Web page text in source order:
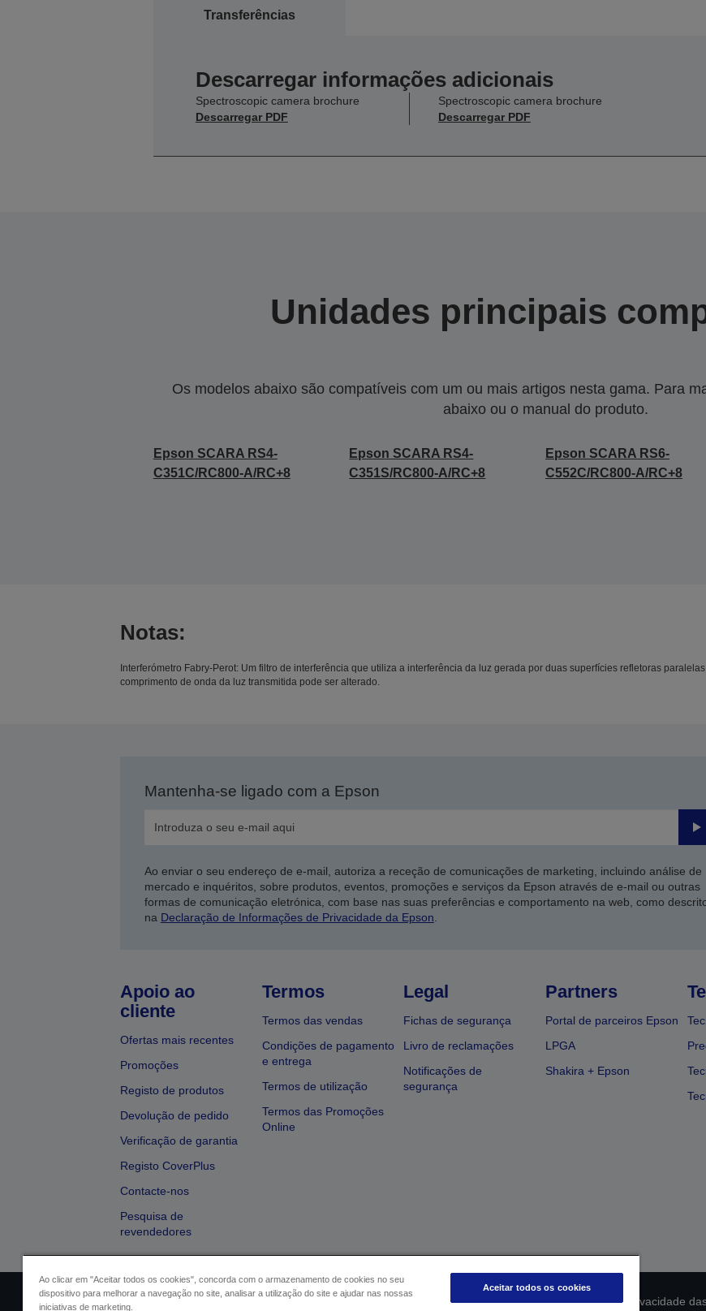
Transferências
Descarregar informações adicionais
Spectroscopic camera brochure
Descarregar PDF
Spectroscopic camera brochure
Descarregar PDF
Unidades principais
Os modelos abaixo são compatíveis com um ou mais artigos nesta gama. Para
abaixo ou o manual do produto.
Epson SCARA RS4-
C351C/RC800-A/RC+8
Epson SCARA RS4-
C351S/RC800-A/RC+8
Epson SCARA RS6-
C552C/RC800-A/RC+8
Notas:
Interferómetro Fabry-Perot: Um filtro de interferência que utiliza a interferência da luz gerada por duas superfícies refletoras
comprimento de onda da luz transmitida pode ser alterado.
Mantenha-se ligado com a Epson
Ao enviar o seu endereço de e-mail, autoriza a receção de comunicações de marketing, incluindo análise de
mercado e inquéritos, sobre produtos, eventos, promoções e serviços da Epson através de e-mail ou outras
formas de comunicação eletrónica, com base nas suas preferências e comportamento na web, como
na Declaração de Informações de Privacidade da Epson
Apoio ao
cliente
Ofertas mais recentes
Promoções
Registo de produtos
Devolução de pedido
Verificação de garantia
Registo CoverPlus
Contacte-nos
Pesquisa de
revendedores
Termos
Termos das vendas
Condições de pagamento
e entrega
Termos de utilização
Termos das Promoções
Online
Legal
Fichas de segurança
Livro de reclamações
Notificações de
segurança
Partners
Portal de parceiros Epson
LPGA
Shakira + Epson
Identificação do vendedor Identificação da conformidade do produto Declaração de Privacidade
Ao clicar em "Aceitar todos os cookies", concorda com o armazenamento de cookies no seu
dispositivo para melhorar a navegação no site, analisar a utilização do site e ajudar nas nossas
iniciativas de marketing.
Aceitar todos os cookies